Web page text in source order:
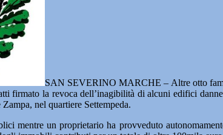
SAN SEVERINO MARCHE – Altre otto
firmato la revoca dell’inagibilità di alcuni edifici
nel quartiere Settempeda.
mentre un proprietario ha provveduto